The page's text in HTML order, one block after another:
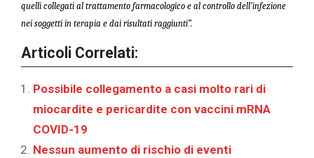
quelli collegati al trattamento farmacologico e al controllo dell’infezione
nei soggetti in terapia e dai risultati raggiunti”.
Articoli Correlati:
Possibile collegamento a casi molto rari di
miocardite e pericardite con vaccini mRNA
COVID-19
Nessun aumento di rischio di eventi